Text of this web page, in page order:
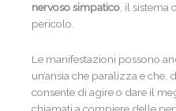
nervoso simpatico , il
pericolo.
Le manifestazioni possono
un’ansia che paralizza e che,
consente di agire o dare il